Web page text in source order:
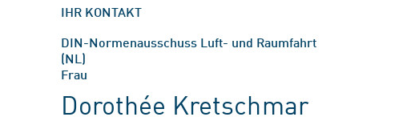
IHR KONTAKT
DIN-Normenausschuss Luft- und Raumfahrt
(NL)
Frau
Dorothée Kretschmar